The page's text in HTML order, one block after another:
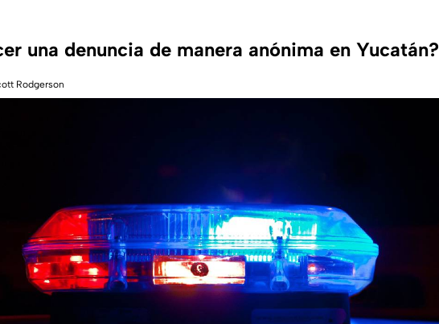
una denuncia de manera anónima en Yucatán?
Rodgerson